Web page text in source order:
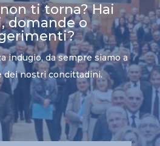
ti torna? Hai
domande o
indugio, da sempre siamo a
dei nostri concittadini.